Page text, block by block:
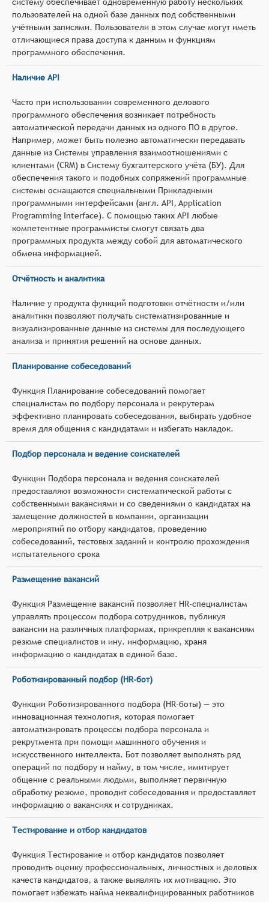
пользователей на одной базе данных под собственными
учётными записями. Пользователи в этом случае могут иметь
отличающиеся права доступа к данным и функциям
программного обеспечения.
Наличие API
Часто при использовании современного делового
программного обеспечения возникает потребность
автоматической передачи данных из одного ПО в другое.
Например, может быть полезно автоматически передавать
данные из Системы управления взаимоотношениями с
клиентами (CRM) в Систему бухгалтерского учёта (БУ). Для
обеспечения такого и подобных сопряжений программные
системы оснащаются специальными Прикладными
программными интерфейсами (англ. API, Application
Programming Interface). С помощью таких API любые
компетентные программисты смогут связать два
программных продукта между собой для автоматического
обмена информацией.
Отчётность и аналитика
Наличие у продукта функций подготовки отчётности и/или
аналитики позволяют получать систематизированные и
визуализированные данные из системы для последующего
анализа и принятия решений на основе данных.
Планирование собеседований
Функция Планирование собеседований помогает
специалистам по подбору персонала и рекрутерам
эффективно планировать собеседования, выбирать удобное
время для общения с кандидатами и избегать накладок.
Подбор персонала и ведение соискателей
Функции Подбора персонала и ведения соискателей
предоставляют возможности систематической работы с
собственными вакансиями и со сведениями о кандидатах на
замещение должностей в компании, организации
мероприятий по отбору кандидатов, проведению
собеседований, тестовых заданий и контролю прохождения
испытательного срока
Размещение вакансий
Функция Размещение вакансий позволяет HR-специалистам
управлять процессом подбора сотрудников, публикуя
вакансии на различных платформах, прикрепляя к вакансиям
резюме специалистов и ину. информацию, храня
информацию о кандидатах в единой базе.
Роботизированный подбор (HR-бот)
Функции Роботизированного подбора (HR-боты) — это
инновационная технология, которая помогает
автоматизировать процессы подбора персонала и
рекрутмента при помощи машинного обучения и
искусственного интеллекта. Бот позволяет выполнять ряд
операций по подбору и найму, в том числе, имитирует
общение с реальными людьми, выполняет первичную
обработку резюме, проводит собеседования и предоставляет
информацию о вакансиях и сотрудниках.
Тестирование и отбор кандидатов
Функция Тестирование и отбор кандидатов позволяет
проводить оценку профессиональных, личностных и деловых
качеств кандидатов, а также выявлять их мотивацию. Это
помогает избежать найма неквалифицированных работников